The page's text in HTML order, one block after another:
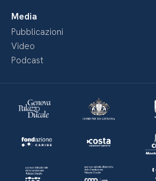
Media
Pubblicazioni
Video
Podcast